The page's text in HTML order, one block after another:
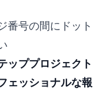
番号の間にドット
ッププロジェクト
ェッショナルな報